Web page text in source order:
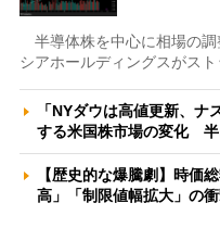
半導体株を中心に相場の調
シアホールディングスがス
「NYダウは高値更新、
する米国株市場の変化
【歴史的な爆騰劇】時価
高」「制限値幅拡大」